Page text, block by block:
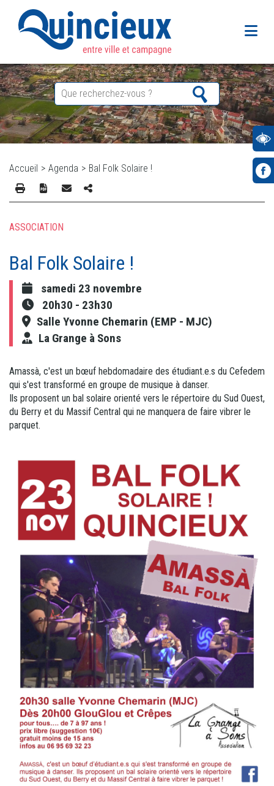
Accueil > Agenda > Bal Folk Solaire !
ASSOCIATION
Bal Folk Solaire !
samedi 23 novembre
20h30 - 23h30
Salle Yvonne Chemarin (EMP - MJC)
La Grange à Sons
Amassà, c'est un bœuf hebdomadaire des étudiant.e.s du Cefedem
qui s'est transformé en groupe de musique à danser.
Ils proposent un bal solaire orienté vers le répertoire du Sud Ouest,
du Berry et du Massif Central qui ne manquera de faire vibrer le
parquet.